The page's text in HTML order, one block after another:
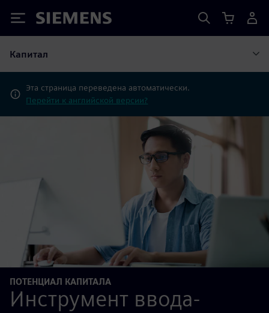
Siemens
Капитал
Эта страница переведена автоматически.
Перейти к английской версии?
ПОТЕНЦИАЛ КАПИТАЛА
Инструмент ввода-